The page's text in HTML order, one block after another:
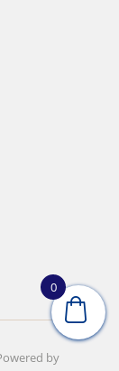
Marketing
by
0